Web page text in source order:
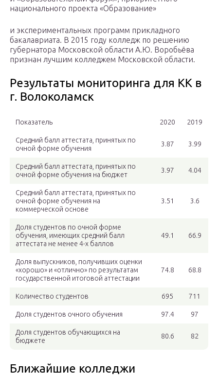
национального проекта «Образование»
и экспериментальных программ прикладного
бакалавриата. В 2015 году колледж по решению
губернатора Московской области А.Ю. Воробьёва
признан лучшим колледжем Московской области.
Результаты мониторинга для КК в
г. Волоколамск
Показатель 2020 2019
Средний балл аттестата, принятых по
очной форме обучения
3.87 3.99
Средний балл аттестата, принятых по
очной форме обучения на бюджет
3.97 4.04
Средний балл аттестата, принятых по
очной форме обучения на
коммерческой основе
3.51 3.6
Доля студентов по очной форме
обучения, имеющих средний балл
аттестата не менее 4-х баллов
49.1 66.9
Доля выпускников, получивших оценки
«хорошо» и «отлично» по результатам
государственной итоговой аттестации
74.8 68.8
Количество студентов 695 711
Доля студентов очного обучения 97.4 97
Доля студентов обучающихся на
бюджете
80.6 82
Ближайшие колледжи